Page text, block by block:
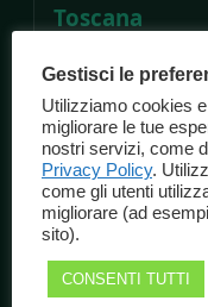
Toscana
Pinocchio
curioso di chi
prima volta. La
matita, si
voler disegnare
questa volta,
città di Lucca si
Gestisci le
Utilizziamo cookies
migliorare le tue
nostri servizi, come
Privacy Policy.
come gli utenti
migliorare (ad
sito).
CONSENTI TUTTI